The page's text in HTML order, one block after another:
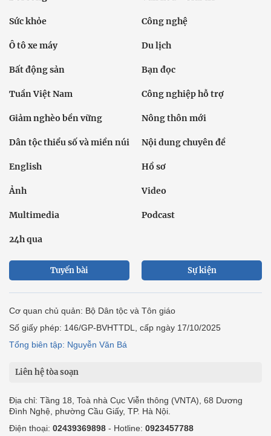
Sức khỏe Công nghệ
Ô tô xe máy Du lịch
Bất động sản Bạn đọc
Tuần Việt Nam Công nghiệp hỗ trợ
Giảm nghèo bền vững Nông thôn mới
Dân tộc thiểu số và miền núi Nội dung chuyên đề
English Hồ sơ
Ảnh Video
Multimedia Podcast
24h qua
Tuyến bài Sự kiện
Cơ quan chủ quản: Bộ Dân tộc và Tôn giáo
Số giấy phép: 146/GP-BVHTTDL, cấp ngày 17/10/2025
Tổng biên tập: Nguyễn Văn Bá
Liên hệ tòa soạn
Địa chỉ: Tầng 18, Toà nhà Cục Viễn thông (VNTA), 68 Dương
Đình Nghệ, phường Cầu Giấy, TP. Hà Nội.
Điện thoại: 02439369898 - Hotline: 0923457788